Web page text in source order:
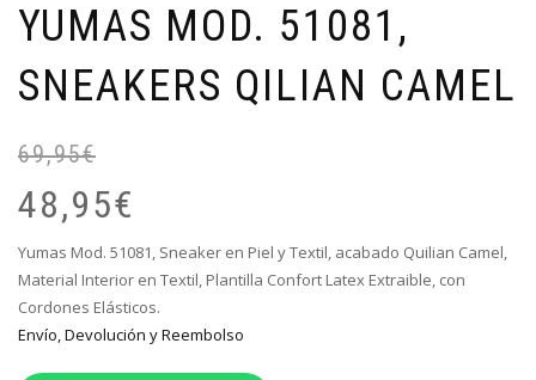
YUMAS MOD. 51081,
SNEAKERS QILIAN CAMEL
69,95€
48,95€
Yumas Mod. 51081, Sneaker en Piel y Textil, acabado Quilian Camel,
Material Interior en Textil, Plantilla Confort Latex Extraible, con
Cordones Elásticos.
Envío, Devolución y Reembolso